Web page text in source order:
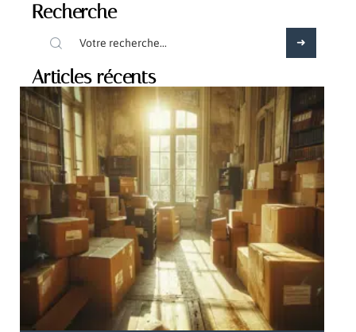
Recherche
Articles récents